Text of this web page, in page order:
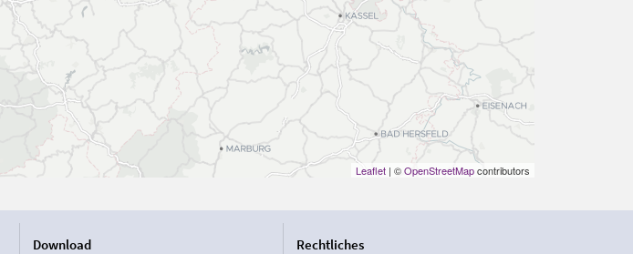
Leaflet| ©OpenStreetMapcontributors
Download
Rechtliches